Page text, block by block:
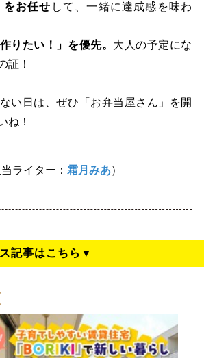
をお任せ して、一緒に達成感を味わ
りたい！」を優先。 大人の予定にな
証！
い日は、ぜひ「お弁当屋さん」を開
ね！
当ライター： 霜月みあ）
記事はこちら▼